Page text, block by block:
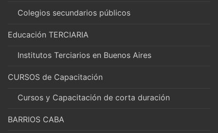
Colegios secundarios públicos
Educación TERCIARIA
Institutos Terciarios en Buenos Aires
CURSOS de Capacitación
Cursos y Capacitación de corta duración
BARRIOS CABA